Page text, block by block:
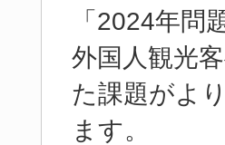
「2024年問
外国人観光
た課題がよ
ます。